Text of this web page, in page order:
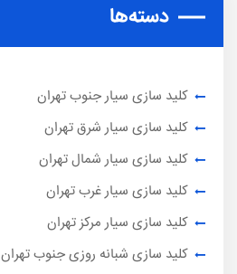
دسته‌ها
کلید سازی سیار جنوب تهران
کلید سازی سیار شرق تهران
کلید سازی سیار شمال تهران
کلید سازی سیار غرب تهران
کلید سازی سیار مرکز تهران
کلید سازی شبانه روزی جنوب تهران